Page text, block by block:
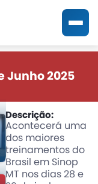
Junho 2025
Descrição:
Acontecerá uma
dos maiores
treinamentos do
Brasil em Sinop
MT nos dias 28 e